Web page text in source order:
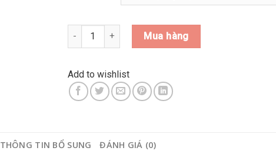
Xe HUGE V168 27.5 (NHẬP KHẨU) số lượng
Mua hàng
Add to wishlist
THÔNG TIN BỔ SUNG ĐÁNH GIÁ (0)